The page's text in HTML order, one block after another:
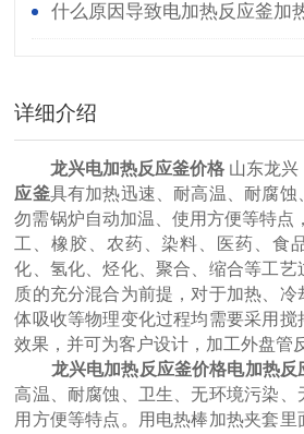
什么原因导致电加热反应釜加
详细介绍
龙兴电加热反应釜价格 山东龙兴
应釜具有加热迅速、耐高温、耐腐蚀
勿需锅炉自动加温、使用方便等特点
工、橡胶、农药、染料、医药、食
化、氢化、烃化、聚合、缩合等工艺
质的充分混合为前提，对于加热、
体吸收等物理变化过程均需要采用搅
效果，并可为客户设计，加工外盘管
龙兴电加热反应釜价格电加热反
高温、耐腐蚀、卫生、无环境污染、
用方便等特点。用电热棒加热夹套